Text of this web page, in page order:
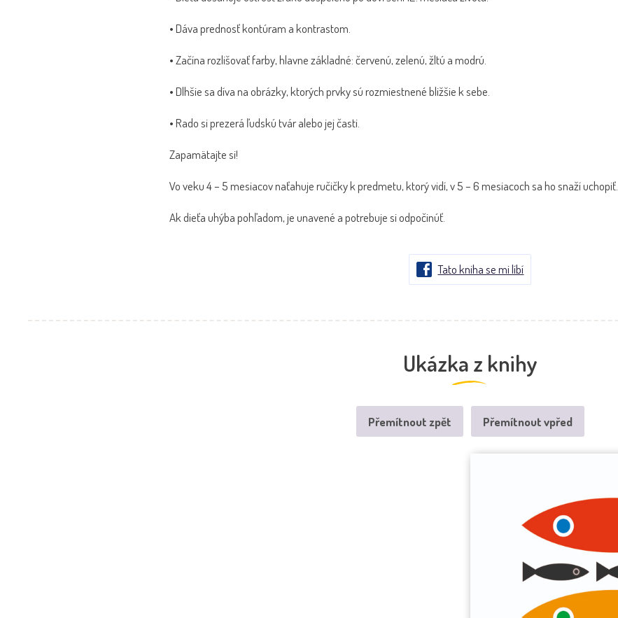
• Dáva prednosť kontúram a kontrastom.
• Začína rozlišovať farby, hlavne základné: červenú, zelenú, žltú a modrú.
• Dlhšie sa díva na obrázky, ktorých prvky sú rozmiestnené bližšie k sebe.
• Rado si prezerá ľudskú tvár alebo jej časti.
Zapamätajte si!
Vo veku 4 – 5 mesiacov naťahuje ručičky k predmetu, ktorý vidí, v 5 – 6 mesiacoch sa ho snaží uchopiť.
Ak dieťa uhýba pohľadom, je unavené a potrebuje si odpočinúť.
Tato kniha se mi líbí
Ukázka z knihy
Přemítnout zpět Přemítnout vpřed